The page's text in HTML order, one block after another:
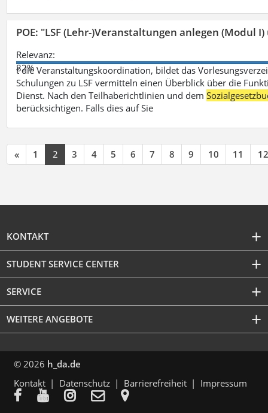
POE: "LSF (Lehr-)Veranstaltungen anlegen (Modul
Relevanz:
82%
t die Veranstaltungskoordination, bildet das
Schulungen zu LSF vermitteln einen Überblick über die
Dienst. Nach den Teilhaberichtlinien und dem
berücksichtigen. Falls dies auf Sie
« 1 2 3 4 5 6 7 8 9 10 11 12
KONTAKT
STUDENT SERVICE CENTER
SERVICE
WEITERE ANGEBOTE
© 2026 h_da.de
Kontakt
Datenschutz Barrierefreiheit Impressum
    